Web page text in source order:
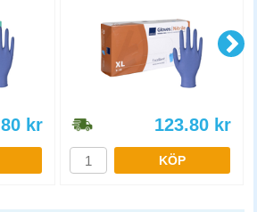
kr 123.80 kr
KÖP